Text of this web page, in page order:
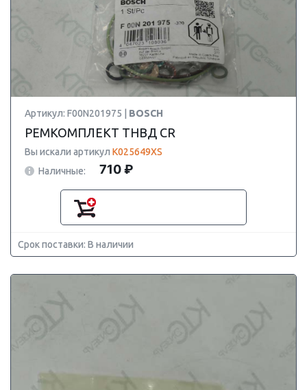
Артикул: F00N201975 | BOSCH
РЕМКОМПЛЕКТ ТНВД CR
Вы искали артикул K025649XS
Наличные:
710 ₽
Срок поставки: В наличии